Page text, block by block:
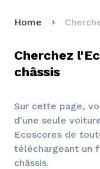
Home
Cherchez
châssis
Sur cette page,
d'une seule
Ecoscores de
téléchargeant un
châssis.